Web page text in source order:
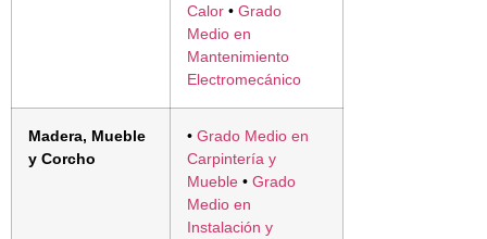
Calor • Grado
Medio en
Mantenimiento
Electromecánico
Madera, Mueble
y Corcho
• Grado Medio en
Carpintería y
Mueble • Grado
Medio en
Instalación y